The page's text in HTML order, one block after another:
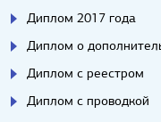
Диплом 2017 года
Диплом о
Диплом с реестром
Диплом с проводкой